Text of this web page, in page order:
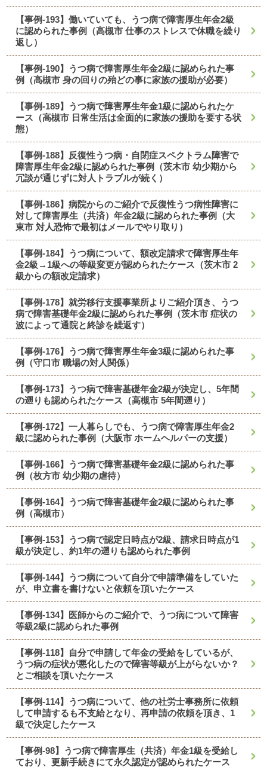
【事例-193】働いていても、うつ病で障害厚生年金2級
に認められた事例（高槻市 仕事のストレスで休職を繰り
返し）
【事例-190】うつ病で障害厚生年金2級に認められた事
例（高槻市 身の回りの殆どの事に家族の援助が必要）
【事例-189】うつ病で障害厚生年金1級に認められたケ
ース（高槻市 日常生活は全面的に家族の援助を要する状
態）
【事例-188】反復性うつ病・自閉症スペクトラム障害で
障害厚生年金2級に認められた事例（茨木市 幼少期から
冗談が通じずに対人トラブルが続く）
【事例-186】病院からのご紹介で反復性うつ病性障害に
対して障害厚生（共済）年金2級に認められた事例（大
東市 対人恐怖で最初はメールでやり取り）
【事例-184】うつ病について、額改定請求で障害厚生年
金2級→1級への等級変更が認められたケース（茨木市 2
級からの額改定請求）
【事例-178】就労移行支援事業所よりご紹介頂き、うつ
病で障害基礎年金2級に認められた事例（茨木市 症状の
波によって通院と終診を繰返す）
【事例-176】うつ病で障害厚生年金3級に認められた事
例（守口市 職場の対人関係）
【事例-173】うつ病で障害基礎年金2級が決定し、5年間
の遡りも認められたケース（高槻市 5年間遡り）
【事例-172】一人暮らしでも、うつ病で障害厚生年金2
級に認められた事例（大阪市 ホームヘルパーの支援）
【事例-166】うつ病で障害基礎年金2級に認められた事
例（枚方市 幼少期の虐待）
【事例-164】うつ病で障害基礎年金2級に認められた事
例（高槻市）
【事例-153】うつ病で認定日時点が2級、請求日時点が1
級が決定し、約1年の遡りも認められた事例
【事例-144】うつ病について自分で申請準備をしていた
が、申立書を書けないと依頼を頂いたケース
【事例-134】医師からのご紹介で、うつ病について障害
等級2級に認められた事例
【事例-118】自分で申請して年金の受給をしているが、
うつ病の症状が悪化したので障害等級が上がらないか？
とご相談を頂いたケース
【事例-114】うつ病について、他の社労士事務所に依頼
して申請するも不支給となり、再申請の依頼を頂き、1
級で決定したケース
【事例-98】うつ病で障害厚生（共済）年金1級を受給し
ており、更新手続きにて永久認定が認められたケース